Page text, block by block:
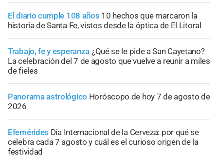
El diario cumple 108 años 10 hechos que marcaron la
historia de Santa Fe, vistos desde la óptica de El Litoral
Trabajo, fe y esperanza ¿Qué se le pide a San Cayetano?
La celebración del 7 de agosto que vuelve a reunir a miles
de fieles
Panorama astrológico Horóscopo de hoy 7 de agosto de
2026
Efemérides Día Internacional de la Cerveza: por qué se
celebra cada 7 agosto y cuál es el curioso origen de la
festividad